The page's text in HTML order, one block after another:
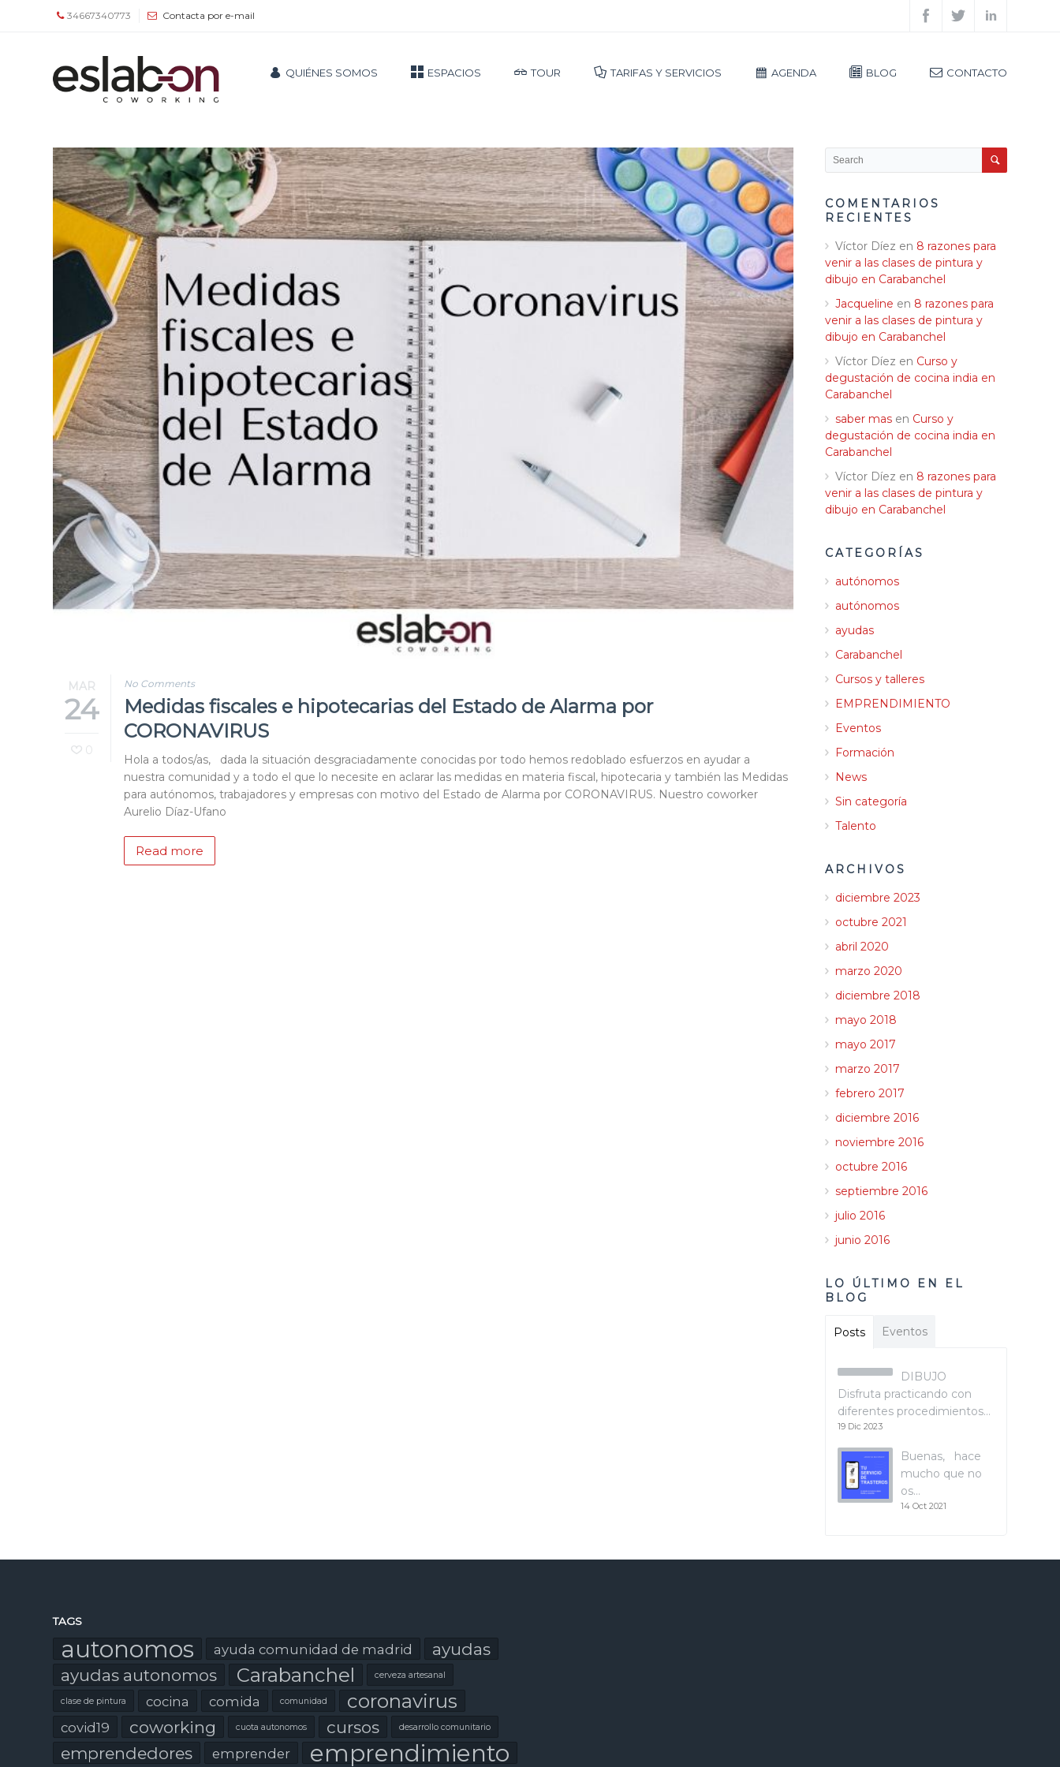
34667340773 Contacta por e-mail
QUIÉNES SOMOS ESPACIOS TOUR TARIFAS Y SERVICIOS AGENDA BLOG CONTACTO
MAR
24
0
No Comments
Medidas fiscales e hipotecarias del Estado de Alarma por
CORONAVIRUS
Hola a todos/as, dada la situación desgraciadamente conocidas por todo hemos redoblado esfuerzos en ayudar a
nuestra comunidad y a todo el que lo necesite en aclarar las medidas en materia fiscal, hipotecaria y también las Medidas
para autónomos, trabajadores y empresas con motivo del Estado de Alarma por CORONAVIRUS. Nuestro coworker
Aurelio Díaz-Ufano
Read more
COMENTARIOS
RECIENTES
Víctor Díez en 8 razones para
venir a las clases de pintura y
dibujo en Carabanchel
Jacqueline en 8 razones para
venir a las clases de pintura y
dibujo en Carabanchel
Víctor Díez en Curso y
degustación de cocina india en
Carabanchel
saber mas en Curso y
degustación de cocina india en
Carabanchel
Víctor Díez en 8 razones para
venir a las clases de pintura y
dibujo en Carabanchel
CATEGORÍAS
autónomos
autónomos
ayudas
Carabanchel
Cursos y talleres
EMPRENDIMIENTO
Eventos
Formación
News
Sin categoría
Talento
ARCHIVOS
diciembre 2023
octubre 2021
abril 2020
marzo 2020
diciembre 2018
mayo 2018
mayo 2017
marzo 2017
febrero 2017
diciembre 2016
noviembre 2016
octubre 2016
septiembre 2016
julio 2016
junio 2016
LO ÚLTIMO EN EL
BLOG
Posts Eventos
DIBUJO
Disfruta practicando con
diferentes procedimientos…
19 Dic 2023
Buenas, hace
mucho que no
os…
14 Oct 2021
TAGS
autonomos ayuda comunidad de madrid
ayudas
ayudas autonomos
Carabanchel cerveza artesanal
clase de pintura cocina comida comunidad coronavirus
covid19 coworking cuota autonomos cursos desarrollo comunitario
emprendedores emprender emprendimiento
Contacto